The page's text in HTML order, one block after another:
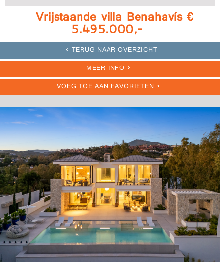
Vrijstaande villa Benahavís €
5.495.000,-
TERUG NAAR OVERZICHT
MEER INFO
VOEG TOE AAN FAVORIETEN